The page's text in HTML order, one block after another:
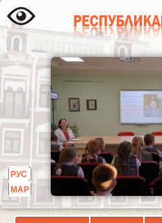
РУС
МАР